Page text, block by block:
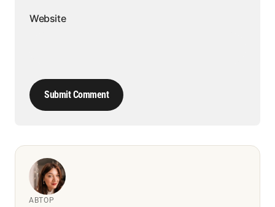
Website
Submit Comment
АВТОР